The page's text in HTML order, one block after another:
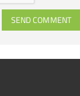
SEND COMMENT